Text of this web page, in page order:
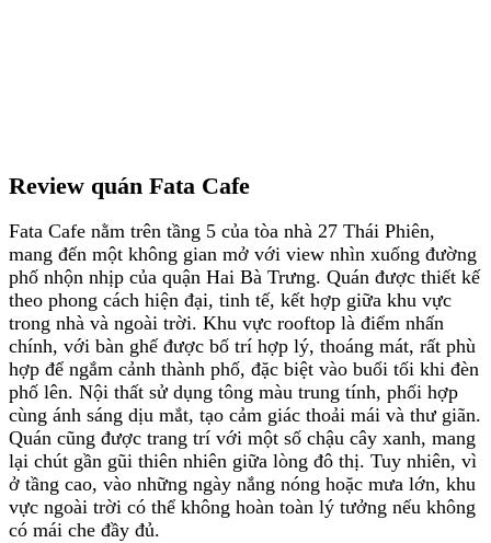
Review quán Fata Cafe
Fata Cafe nằm trên tầng 5 của tòa nhà 27 Thái Phiên,
mang đến một không gian mở với view nhìn xuống đường
phố nhộn nhịp của quận Hai Bà Trưng. Quán được thiết kế
theo phong cách hiện đại, tinh tế, kết hợp giữa khu vực
trong nhà và ngoài trời. Khu vực rooftop là điểm nhấn
chính, với bàn ghế được bố trí hợp lý, thoáng mát, rất phù
hợp để ngắm cảnh thành phố, đặc biệt vào buổi tối khi đèn
phố lên. Nội thất sử dụng tông màu trung tính, phối hợp
cùng ánh sáng dịu mắt, tạo cảm giác thoải mái và thư giãn.
Quán cũng được trang trí với một số chậu cây xanh, mang
lại chút gần gũi thiên nhiên giữa lòng đô thị. Tuy nhiên, vì
ở tầng cao, vào những ngày nắng nóng hoặc mưa lớn, khu
vực ngoài trời có thể không hoàn toàn lý tưởng nếu không
có mái che đầy đủ.